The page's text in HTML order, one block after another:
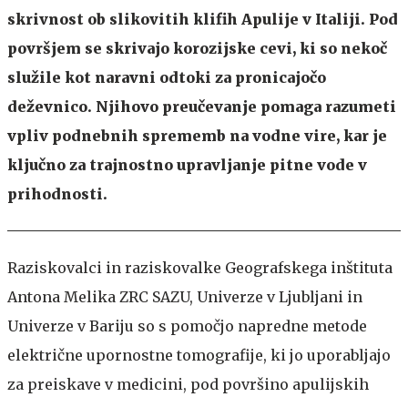
skrivnost ob slikovitih klifih Apulije v Italiji. Pod
površjem se skrivajo korozijske cevi, ki so nekoč
služile kot naravni odtoki za pronicajočo
deževnico. Njihovo preučevanje pomaga razumeti
vpliv podnebnih sprememb na vodne vire, kar je
ključno za trajnostno upravljanje pitne vode v
prihodnosti.
Raziskovalci in raziskovalke Geografskega inštituta
Antona Melika ZRC SAZU, Univerze v Ljubljani in
Univerze v Bariju so s pomočjo napredne metode
električne upornostne tomografije, ki jo uporabljajo
za preiskave v medicini, pod površino apulijskih